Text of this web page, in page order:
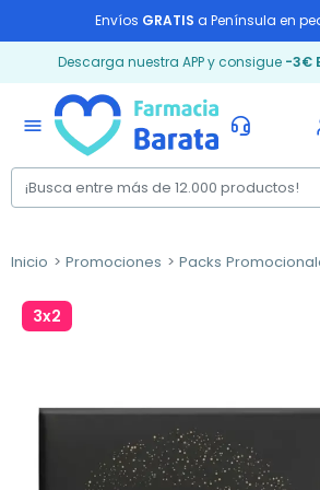
Envíos GRATIS a Península en
Descarga nuestra APP y consigue -3€
menu
Inicio Promociones Packs
3x2